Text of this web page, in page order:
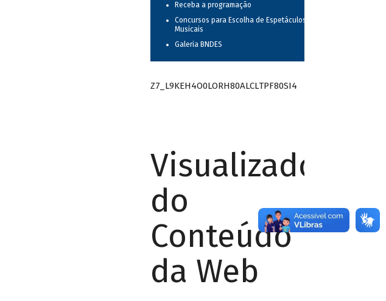
Receba a programação
Concursos para Escolha de Espetáculos
Musicais
Galeria BNDES
Z7_L9KEH4O0LORH80ALCLTPF80SI4
Visualizador
do
Conteúdo
da Web